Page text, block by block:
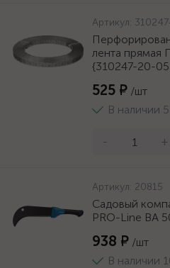
Артикул:
лента прямая
{310247-20-
525 ₽ /шт
В наличии
- +
Артикул: 20815
Садовый
PRO-Line BA
938 ₽ /шт
В наличии